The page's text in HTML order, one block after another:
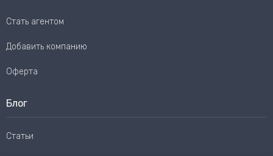
Стать агентом
Добавить компанию
Оферта
Блог
Статьи